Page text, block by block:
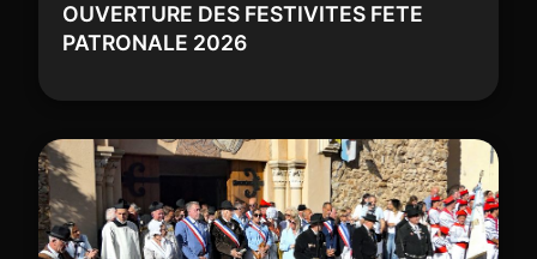
OUVERTURE DES FESTIVITES FETE
PATRONALE 2026